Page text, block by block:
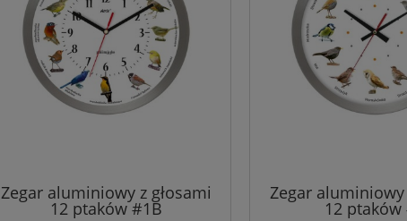
Zegar aluminiowy z głosami
12 ptaków #1B
Zegar aluminiowy
12 ptaków